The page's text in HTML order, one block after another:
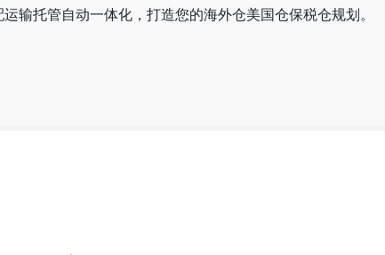
输托管自动一体化，打造您的海外仓美国仓保税仓规划。